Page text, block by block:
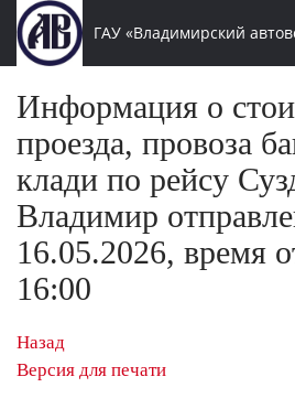
ГАУ «Владимирский
Информация о
проезда, провоза
клади по рейсу
Владимир
16.05.2026, время
16:00
Назад
Версия для печати